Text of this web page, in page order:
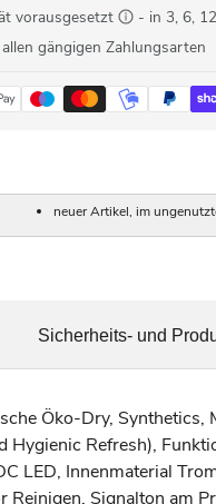
vorausgesetzt
- in 3, 6,
gängigen Zahlungsarten
neuer Artikel, im
Öko-Dry, Synthetics,
Refresh),
LED, Innenmaterial
Signalton am
Sicherheits- und